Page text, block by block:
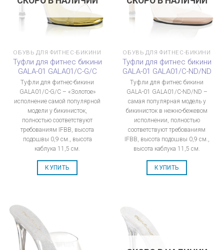
ОБУВЬ ДЛЯ ФИТНЕС-БИКИНИ
Туфли для фитнес бикини
GALA-01 GALA01/C-G/C
Туфли для фитнес-бикини
GALA01/C-G/C – «Золотое»
исполнение самой популярной
модели у бикинисток,
полностью соответствуют
требованиям IFBB, высота
подошвы 0,9 см., высота
каблука 11,5 см.
КУПИТЬ
ОБУВЬ ДЛЯ ФИТНЕС-БИКИНИ
Туфли для фитнес бикини
GALA-01 GALA01/C-ND/ND
Туфли для фитнес бикини
GALA-01 GALA01/C-ND/ND –
самая популярная модель у
бикинисток в нежно-бежевом
исполнении, полностью
соответствуют требованиям
IFBB, высота подошвы 0,9 см.,
высота каблука 11,5 см.
КУПИТЬ